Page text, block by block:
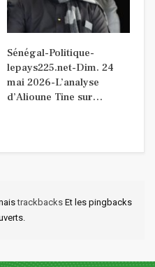
Sénégal-Politique-
lepays225.net-Dim. 24
mai 2026-L’analyse
d’Alioune Tine sur…
trackbacks Et les pingbacks